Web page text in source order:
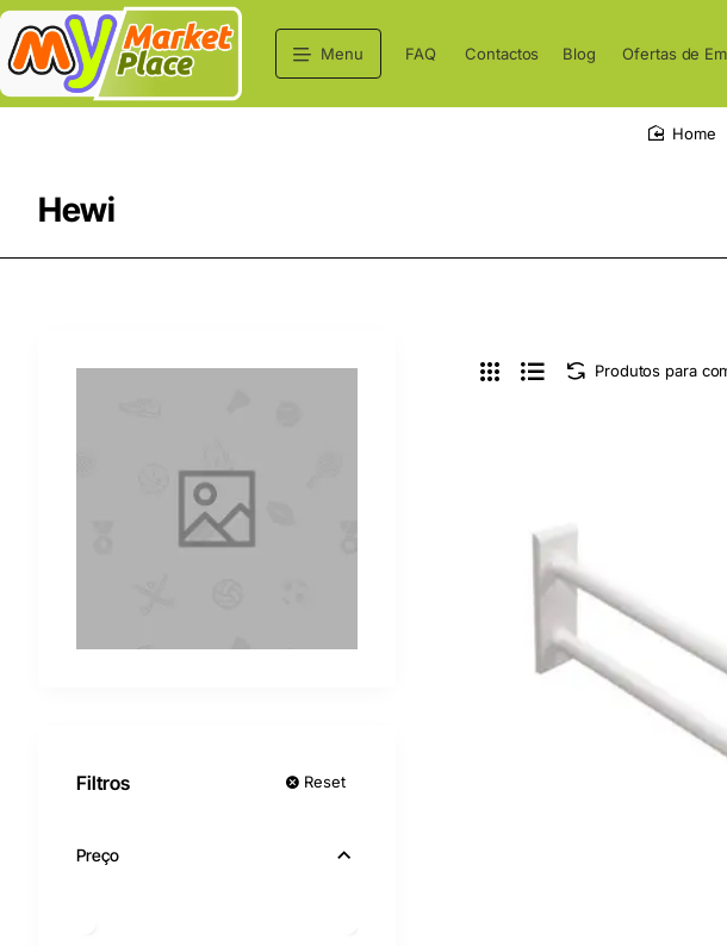
Menu FAQ Contactos Blog Ofertas de
Hewi
Filtros Reset
Preço
Produtos para